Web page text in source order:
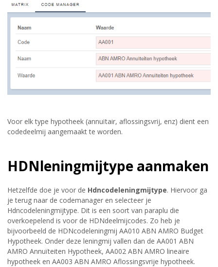
Voor elk type hypotheek (annuïtair, aflossingsvrij, enz) dient een
codedeelmij aangemaakt te worden.
HDNleningmijtype aanmaken
Hetzelfde doe je voor de Hdncodeleningmijtype. Hiervoor ga
je terug naar de codemanager en selecteer je
Hdncodeleningmijtype. Dit is een soort van paraplu die
overkoepelend is voor de HDNdeelmijcodes. Zo heb je
bijvoorbeeld de HDNcodeleningmij AA010 ABN AMRO Budget
Hypotheek. Onder deze leningmij vallen dan de AA001 ABN
AMRO Annuïteiten Hypotheek, AA002 ABN AMRO lineaire
hypotheek en AA003 ABN AMRO Aflossingsvrije hypotheek.